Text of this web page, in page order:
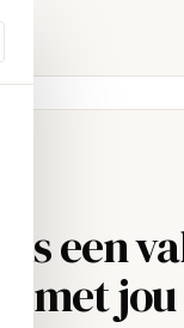
een
met jou